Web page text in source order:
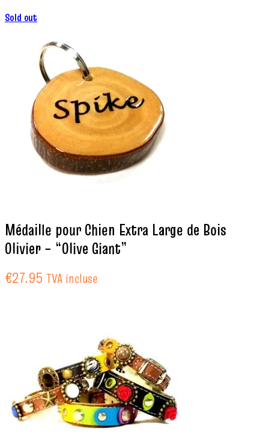
Sold out
Médaille pour Chien Extra Large de Bois
Olivier – “Olive Giant”
€27.95 TVA incluse